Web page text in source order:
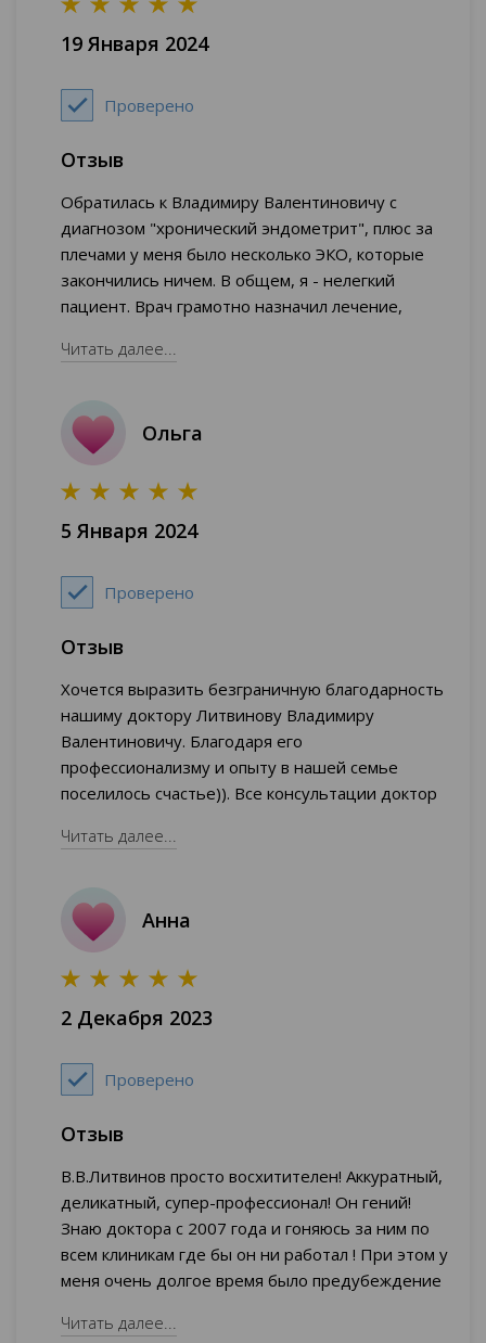
19 Января 2024
Проверено
Отзыв
Обратилась к Владимиру Валентиновичу с
диагнозом "хронический эндометрит", плюс за
плечами у меня было несколько ЭКО, которые
закончились ничем. В общем, я - нелегкий
пациент. Врач грамотно назначил лечение,
препараты, регулировал при необходимости.
говорить о результатах, но подход к лечению
мне нравится. Также очень привлекает, что врач
имеет большой опыт работы, много знает.
Читать далее...
Ольга
5 Января 2024
Проверено
Отзыв
Хочется выразить безграничную благодарность
нашиму доктору Литвинову Владимиру
Валентиновичу. Благодаря его
профессионализму и опыту в нашей семье
поселилось счастье)). Все консультации доктор
путь лечения ведёт сам! И оперативное
за свои действия и уверен в результате!
Невольно заражает уверенностью и своих
пациентов)) Главное- доверять специалисту и
Особенно хочется отметить тот факт, что
момент!
Читать далее...
Анна
2 Декабря 2023
Проверено
Отзыв
В.В.Литвинов просто восхитителен! Аккуратный,
деликатный, супер-профессионал! Он гений!
Знаю доктора с 2007 года и гоняюсь за ним по
всем клиникам где бы он ни работал ! При этом у
меня очень долгое время было предубеждение
поход к гинекологу да ещё и мужчине в 1995 был
Читать далее...